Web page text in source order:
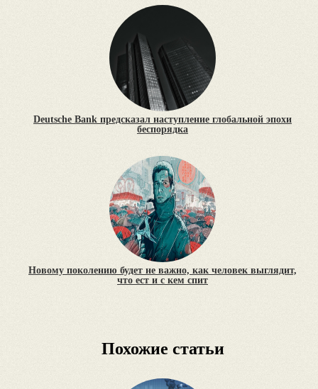
Deutsche Bank предсказал наступление глобальной эпохи
беспорядка
Новому поколению будет не важно, как человек выглядит,
что ест и с кем спит
Похожие статьи